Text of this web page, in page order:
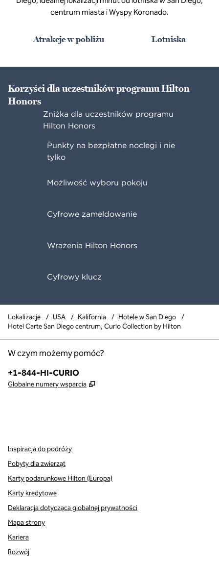
centrum miasta i Wyspy Koronado.
Atrakcje w pobliżu Lotniska
Korzyści dla uczestników programu Hilton
Honors
Zniżka dla uczestników programu
Hilton Honors
Punkty na bezpłatne noclegi i nie
tylko
Możliwość wyboru pokoju
Cyfrowe zameldowanie
Wrażenia Hilton Honors
Cyfrowy klucz
Lokalizacje / USA / Kalifornia / Hotele w San Diego
/
Hotel Carte San Diego centrum, Curio Collection by Hilton
W czym możemy pomóc?
Telefon:
+1-844-HI-CURIO
Globalne numery wsparcia ,
Inspiracja do podróży
Pobyty dla zwierząt
Karty podarunkowe Hilton (Europa)
Karty kredytowe
Deklaracja dotycząca globalnej prywatności
Mapa strony
Kariera
Rozwój